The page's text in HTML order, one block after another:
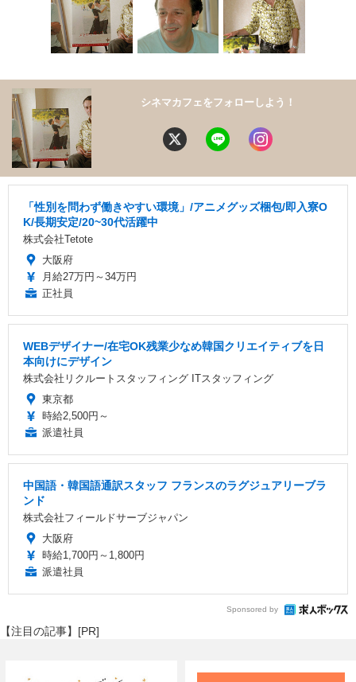
シネマカフェをフォローしよう！
「性別を問わず働きやすい環境」/アニメグッズ梱包/即入寮O
K/長期安定/20~30代活躍中
株式会社Tetote
大阪府
月給27万円～34万円
正社員
WEBデザイナー/在宅OK残業少なめ韓国クリエイティブを日
本向けにデザイン
株式会社リクルートスタッフィング ITスタッフィング
東京都
時給2,500円～
派遣社員
中国語・韓国語通訳スタッフ フランスのラグジュアリーブラ
ンド
株式会社フィールドサーブジャパン
大阪府
時給1,700円～1,800円
派遣社員
Sponsored by
【注目の記事】[PR]